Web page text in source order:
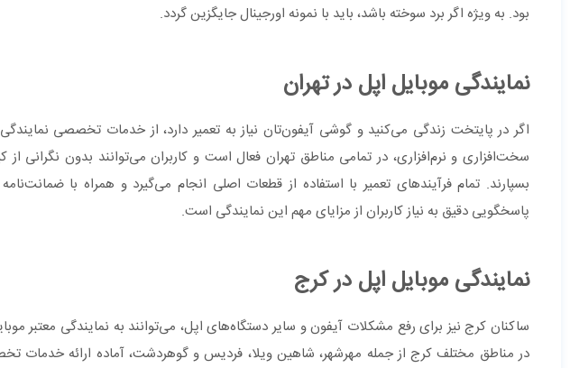
بود. به ویژه اگر برد سوخته باشد، باید با نمونه اورجینال جایگزین گردد.
نمایندگی موبایل اپل در تهران
اگر در پایتخت زندگی می‌کنید و گوشی آیفون‌تان نیاز به تعمیر دارد، از خدمات تخصصی نمایندگی
سخت‌افزاری و نرم‌افزاری، در تمامی مناطق تهران فعال است و کاربران می‌توانند بدون نگرانی
بسپارند. تمام فرآیندهای تعمیر با استفاده از قطعات اصلی انجام می‌گیرد و همراه با
پاسخگویی دقیق به نیاز کاربران از مزایای مهم این نمایندگی است.
نمایندگی موبایل اپل در کرج
ساکنان کرج نیز برای رفع مشکلات آیفون و سایر دستگاه‌های اپل، می‌توانند به نمایندگی معتبر
در مناطق مختلف کرج از جمله مهرشهر، شاهین ویلا، فردیس و گوهردشت، آماده ارائه خدمات